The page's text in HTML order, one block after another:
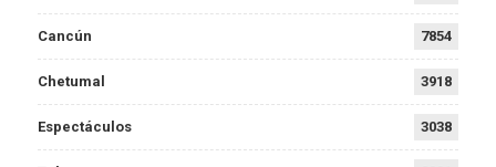
Cancún 7854
Chetumal 3918
Espectáculos 3038